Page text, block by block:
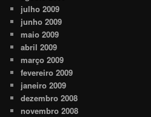
julho 2009
junho 2009
maio 2009
abril 2009
março 2009
fevereiro 2009
janeiro 2009
dezembro 2008
novembro 2008